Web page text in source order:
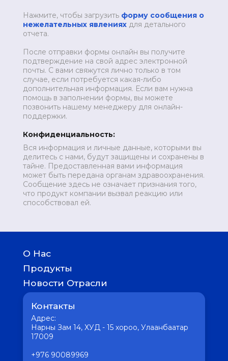
Нажмите, чтобы загрузить форму сообщения о
нежелательных явлениях для детального
отчета.
После отправки формы онлайн вы получите
подтверждение на свой адрес электронной
почты. С вами свяжутся лично только в том
случае, если потребуется какая-либо
дополнительная информация. Если вам нужна
помощь в заполнении формы, вы можете
позвонить нашему менеджеру для онлайн-
поддержки.
Конфиденциальность:
Вся информация и личные данные, которыми вы
делитесь с нами, будут защищены и сохранены в
тайне. Предоставленная вами информация
может быть передана органам здравоохранения.
Сообщение здесь не означает признания того,
что продукт компании вызвал реакцию или
способствовал ей.
О Нас
История
Продукты
Детям
Женское здоровье
Отличное пищеварение
Мужское здоровье
Сердце без хлопот
Кожные заболевания
Здоровая психика
Крепкие кости
Новости Отрасли
Медицина
Фармацевтика
Интересное
Вакцина
Контакты
Адрес:
Нарны Зам 14, ХУД - 15 хороо, Улаанбаатар
17009
+976 90089969